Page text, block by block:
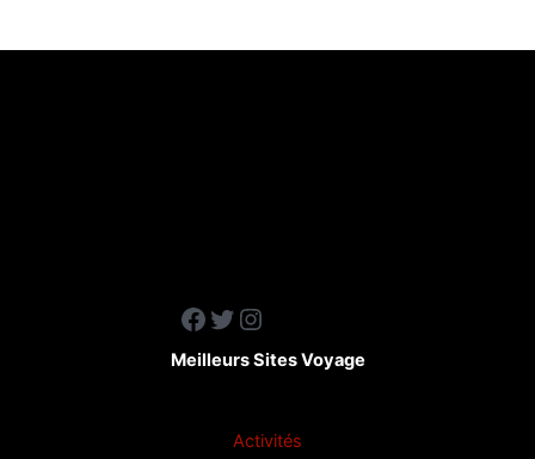
Facebook Twitter Instagram
Meilleurs Sites Voyage
Activités